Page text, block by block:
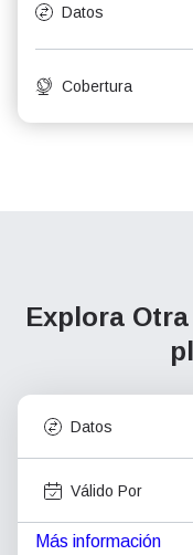
Datos
Cobertura
Explora
Datos
Válido Por
Más información